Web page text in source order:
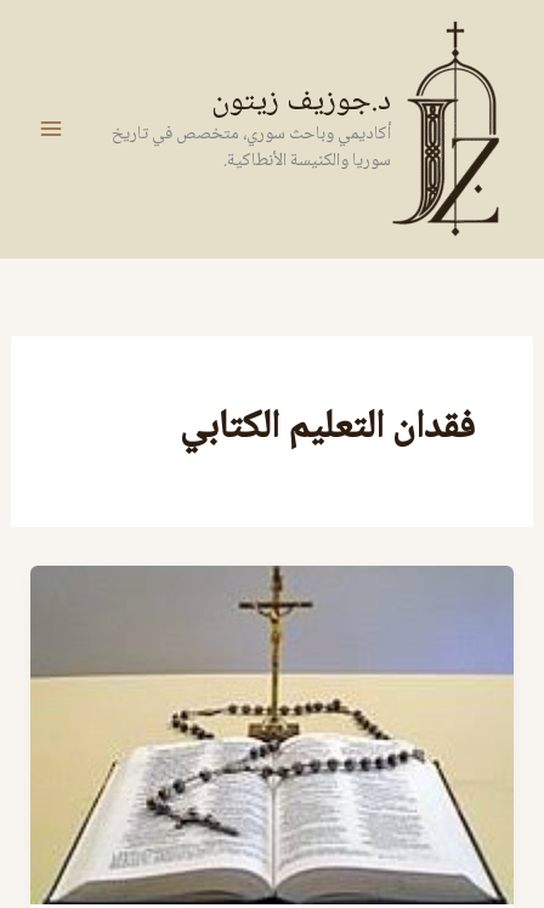
المحتوى
د.جوزيف زيتون
أكاديمي وباحث سوري، متخصص في تاريخ
سوريا والكنيسة الأنطاكية.
فقدان التعليم الكتابي